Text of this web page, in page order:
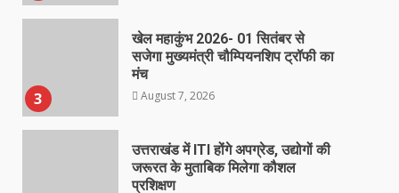
4
उत्तराखंड में ITI होंगे अपग्रेड, उद्योगों की
जरूरत के मुताबिक मिलेगा कौशल
प्रशिक्षण
August 7, 2026
‘स्पाइडर-मैन: ब्रांड न्यू डे’ का भारतीय
बॉक्स ऑफिस पर धमाका, एक हफ्ते में पार
किया 300 करोड़ का आंकड़ा